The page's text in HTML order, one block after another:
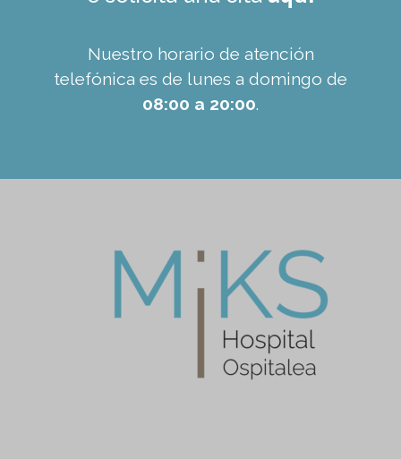
Nuestro horario de atención
telefónica es de lunes a domingo de
08:00 a 20:00.